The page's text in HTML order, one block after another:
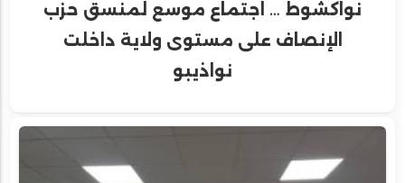
نواكشوط … اجتماع موسع لمنسق حزب
الإنصاف على مستوى ولاية داخلت
نواذيبو